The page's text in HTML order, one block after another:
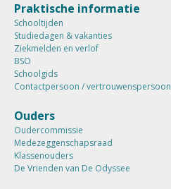
Praktische informatie
Schooltijden
Studiedagen & vakanties
Ziekmelden en verlof
BSO
Schoolgids
Contactpersoon / vertrouwenspersoon
Ouders
Oudercommissie
Medezeggenschapsraad
Klassenouders
De Vrienden van De Odyssee